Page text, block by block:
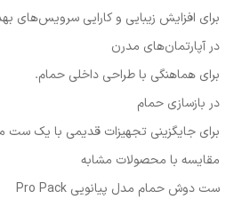
برای افزایش زیبایی و کارایی سرویس‌های
در آپارتمان‌های مدرن
برای هماهنگی با طراحی داخلی حمام.
در بازسازی حمام
برای جایگزینی تجهیزات قدیمی با یک ست
مقایسه با محصولات مشابه
ست دوش حمام مدل پیانویی Pro Pack